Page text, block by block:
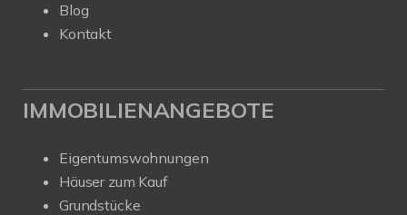
Blog
Kontakt
IMMOBILIENANGEBOTE
Eigentumswohnungen
Häuser zum Kauf
Grundstücke